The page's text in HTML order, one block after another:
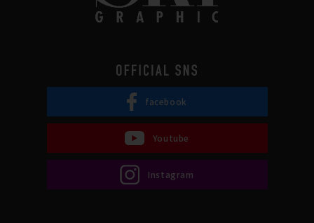
facebook
Youtube
Instagram